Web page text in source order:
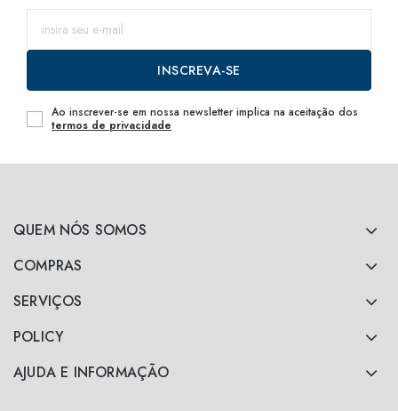
QUEM NÓS SOMOS
COMPRAS
SERVIÇOS
POLICY
AJUDA E INFORMAÇÃO
INSCREVA-SE
Ao inscrever-se em nossa newsletter implica na aceitação dos
termos de privacidade